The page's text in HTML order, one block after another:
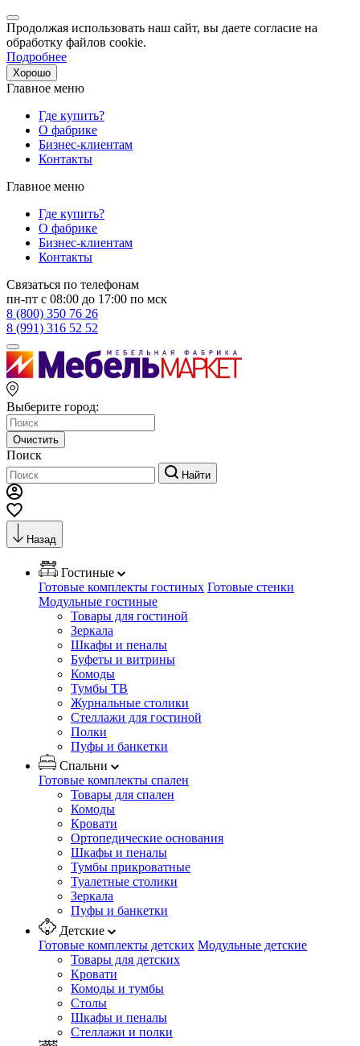
Продолжая использовать наш сайт, вы даете согласие на
обработку файлов cookie.
Подробнее
Хорошо
Главное меню
Где купить?
О фабрике
Бизнес-клиентам
Контакты
Главное меню
Где купить?
О фабрике
Бизнес-клиентам
Контакты
Связаться по телефонам
пн-пт с 08:00 до 17:00 по мск
8 (800) 350 76 26
8 (991) 316 52 52
Выберите город:
Очистить
Поиск
Найти
Назад
Гостиные
Готовые комплекты гостиных Готовые стенки
Модульные гостиные
Товары для гостиной
Зеркала
Шкафы и пеналы
Буфеты и витрины
Комоды
Тумбы ТВ
Журнальные столики
Стеллажи для гостиной
Полки
Пуфы и банкетки
Спальни
Готовые комплекты спален
Товары для спален
Комоды
Кровати
Ортопедические основания
Шкафы и пеналы
Тумбы прикроватные
Туалетные столики
Зеркала
Пуфы и банкетки
Детские
Готовые комплекты детских Модульные детские
Товары для детских
Кровати
Комоды и тумбы
Столы
Шкафы и пеналы
Стеллажи и полки